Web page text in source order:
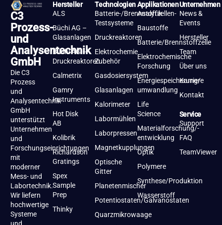
C3
Prozess-
und
Analysentechnik
GmbH
Die C3
Prozess
und
Analysentechnik
GmbH
unterstützt
Unternehmen
und
Forschungseinrichtungen
mit
moderner
Mess- und
Labortechnik.
Wir liefern
hochwertige
Systeme
Hersteller
ALS
Büchi AG –
Glasanlagen
Büchi AG –
Druckreaktoren
Calmetrix
Gamry
Instruments
Hot Disk
AB
Kolibrik
Richardson
Gratings
Spex
Sample
Prep
Thinky
Technologien
Batterie-/Brennstoffzellen-
Testsysteme
Druckreaktoren
Elektrochemie
Zubehör
Gasdosiersystem
Glasanlagen
Kalorimeter
Labormühlen
Laborpressen
Magnetkupplungen
Optische
Gitter
Planetenmischer
Potentiostaten/Galvanostaten
Quarzmikrowaage
Applikationen
Analytik
Baustoffe
Batterie/Brennstoffzelle
Elektrochemische
Forschung
Energiespeicherung/-
umwandlung
Life
Science
Materialforschung/-
entwicklung
Optik
Polymere
Synthese/Produktion
Wasserstoff
Unternehmen
News &
Events
Hersteller
Team
Über uns
Karriere
Kontakt
Service
Support
FAQ
TeamViewer